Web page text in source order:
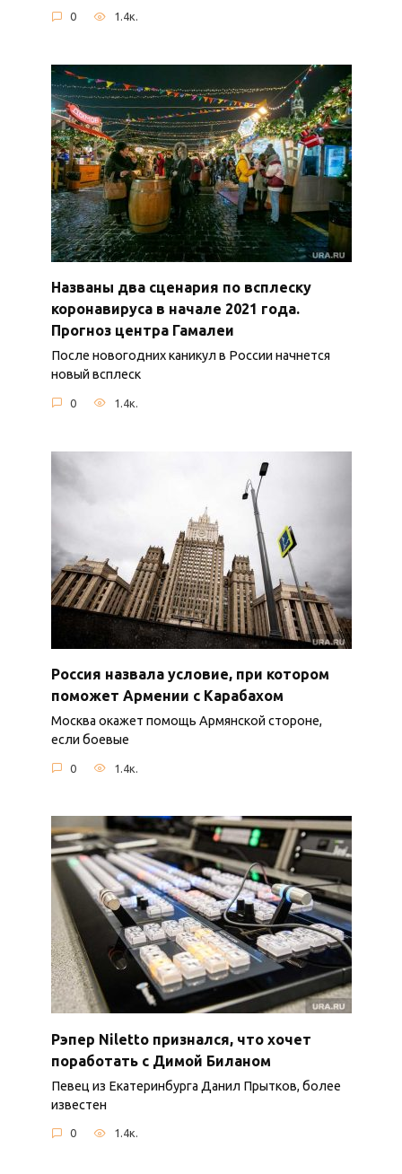
0 1.4к.
Названы два сценария по всплеску
коронавируса в начале 2021 года.
Прогноз центра Гамалеи
После новогодних каникул в России начнется
новый всплеск
0 1.4к.
Россия назвала условие, при котором
поможет Армении с Карабахом
Москва окажет помощь Армянской стороне,
если боевые
0 1.4к.
Рэпер Niletto признался, что хочет
поработать с Димой Биланом
Певец из Екатеринбурга Данил Прытков, более
известен
0 1.4к.